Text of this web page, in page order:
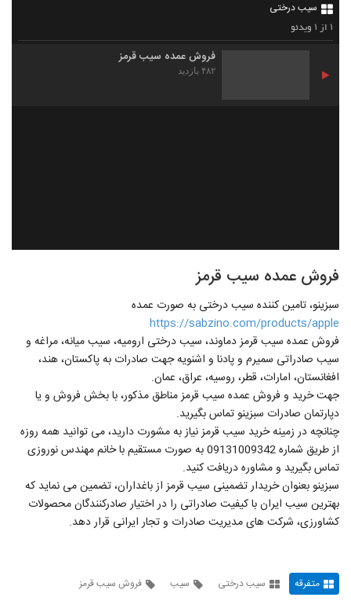
سیب درختی
۱ از ۱ ویدئو
فروش عمده سیب قرمز
۴۸۲ بازدید
فروش عمده سیب قرمز
سبزینو، تامین کننده سیب درختی به صورت عمده
https://sabzino.com/products/apple
فروش عمده سیب قرمز دماوند، سیب درختی ارومیه، سیب میانه، مراغه و
سیب صادراتی سمیرم و پادنا و اشنویه جهت صادرات به پاکستان، هند،
افغانستان، امارات، قطر، روسیه، عراق، عمان.
جهت خرید و فروش عمده سیب قرمز مناطق مذکور، با بخش فروش و یا
دپارتمان صادرات سبزینو تماس بگیرید.
چنانچه در زمینه خرید سیب قرمز نیاز به مشورت دارید، می توانید همه روزه
از طریق شماره 09131009342 به صورت مستقیم با خانم مهندس نوروزی
تماس بگیرید و مشاوره دریافت کنید.
سبزینو بعنوان خریدار تضمینی سیب قرمز از باغداران، تضمین می نماید که
بهترین سیب ایران با کیفیت صادراتی را در اختیار صادرکنندگان محصولات
کشاورزی، شرکت های مدیریت صادرات و تجار ایرانی قرار دهد.
متفرقه سیب درختی سیب
فروش سیب قرمز